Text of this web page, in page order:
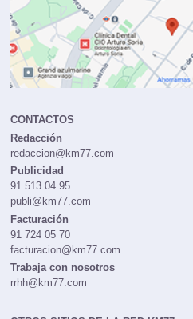
CONTACTOS
Redacción
redaccion@km77.com
Publicidad
91 513 04 95
publi@km77.com
Facturación
91 724 05 70
facturacion@km77.com
Trabaja con nosotros
rrhh@km77.com